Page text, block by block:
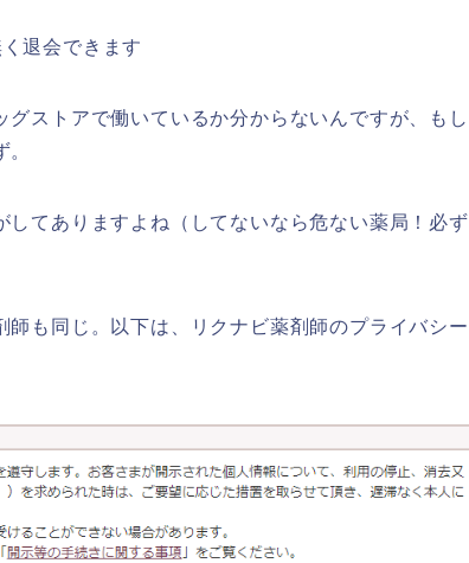
退会できます
ストアで働いているか分からないんですが、もし
てありますよね（してないなら危ない薬局！必ず
も同じ。以下は、リクナビ薬剤師のプライバシー